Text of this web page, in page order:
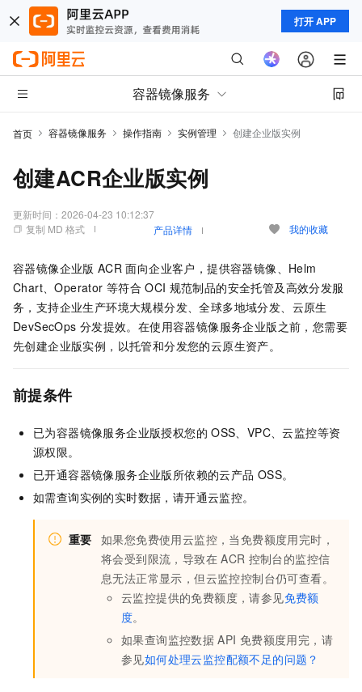
打开 APP
容器镜像服务
首页 容器镜像服务 操作指南 实例管理 创建企业版实例
创建ACR企业版实例
更新时间： 2026-04-23 10:12:37
复制 MD 格式
产品详情 我的收藏
容器镜像企业版 ACR 面向企业客户，提供容器镜像、Helm
Chart、Operator 等符合 OCI 规范制品的安全托管及高效分发服
务，支持企业生产环境大规模分发、全球多地域分发、云原生
DevSecOps 分发提效。在使用容器镜像服务企业版之前，您需要
先创建企业版实例，以托管和分发您的云原生资产。
前提条件
已为容器镜像服务企业版授权您的 OSS、VPC、云监控等资
源权限。
已开通容器镜像服务企业版所依赖的云产品 OSS。
如需查询实例的实时数据，请开通云监控。
重要 如果您免费使用云监控，当免费额度用完时，
将会受到限流，导致在 ACR 控制台的监控信
息无法正常显示，但云监控控制台仍可查看。
云监控提供的免费额度，请参见免费额
度。
如果查询监控数据 API 免费额度用完，请
参见如何处理云监控配额不足的问题？